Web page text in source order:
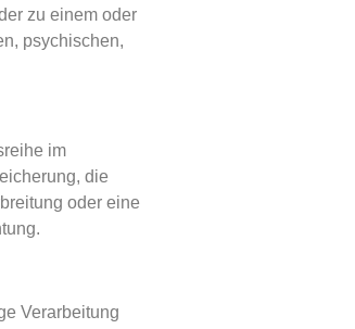
zu einem oder
psychischen,
im
die
oder eine
Verarbeitung